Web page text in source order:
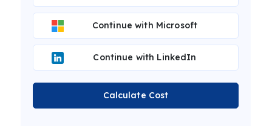
Continue with Microsoft
Continue with LinkedIn
Calculate Cost